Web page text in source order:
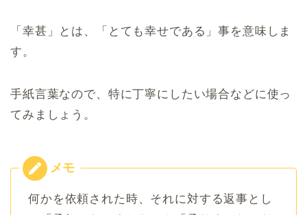
「幸甚」とは、「とても幸せである」事を意味しま
す。
手紙言葉なので、特に丁寧にしたい場合などに使っ
てみましょう。
何かを依頼された時、それに対する返事とし